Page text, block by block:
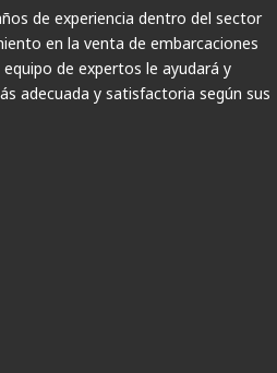
de experiencia dentro del sector
en la venta de embarcaciones
de expertos le ayudará y
adecuada y satisfactoria según sus